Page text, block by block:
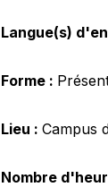
Langue(s)
Forme :
Lieu : Campus
Nombre